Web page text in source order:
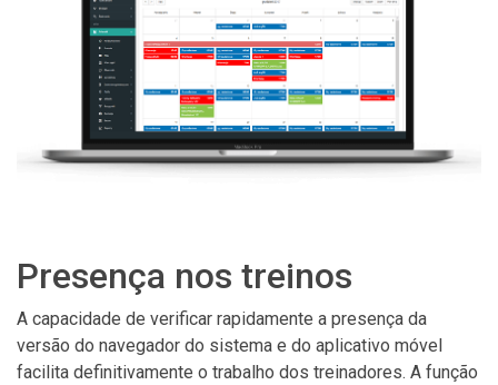
Presença nos treinos
A capacidade de verificar rapidamente a presença da
versão do navegador do sistema e do aplicativo móvel
facilita definitivamente o trabalho dos treinadores. A função